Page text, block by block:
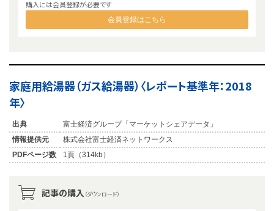
購入には会員登録が必要です
会員登録はこちら
家庭用給湯器（ガス給湯器）〈レポート基準年：2018
年〉
出典
富士経済グループ「マーケットシェアデータ」
情報提供元
株式会社富士経済ネットワークス
PDFページ数
1頁（314kb）
記事の購入 （ダウンロード）